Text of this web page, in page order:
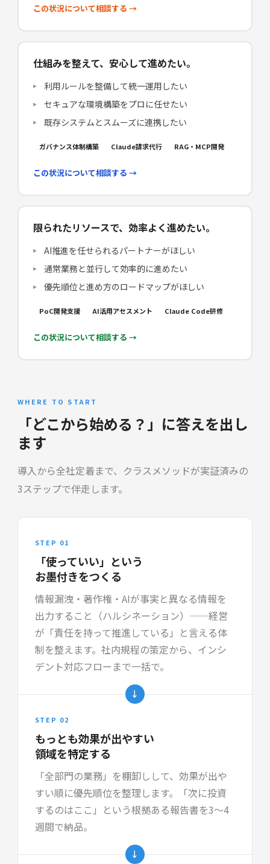
この状況について相談する →
仕組みを整えて、安心して進めたい。
利用ルールを整備して統一運用したい
セキュアな環境構築をプロに任せたい
既存システムとスムーズに連携したい
ガバナンス体制構築 Claude請求代行 RAG・MCP開発
この状況について相談する →
限られたリソースで、効率よく進めたい。
AI推進を任せられるパートナーがほしい
通常業務と並行して効率的に進めたい
優先順位と進め方のロードマップがほしい
PoC開発支援 AI活用アセスメント Claude Code研修
この状況について相談する →
WHERE TO START
「どこから始める？」に答えを出し
ます
導入から全社定着まで、クラスメソッドが実証済みの
3ステップで伴走します。
STEP 01
「使っていい」という
お墨付きをつくる
情報漏洩・著作権・AIが事実と異なる情報を
出力すること（ハルシネーション）——経営
が「責任を持って推進している」と言える体
制を整えます。社内規程の策定から、インシ
デント対応フローまで一括で。
→
STEP 02
もっとも効果が出やすい
領域を特定する
「全部門の業務」を棚卸しして、効果が出や
すい順に優先順位を整理します。「次に投資
するのはここ」という根拠ある報告書を3〜4
週間で納品。
→